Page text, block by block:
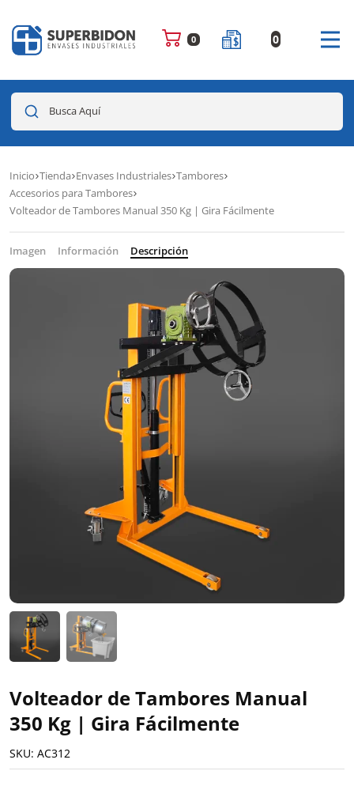
0 0
Busca Aquí
Inicio Tienda Envases Industriales Tambores
Accesorios para Tambores
Volteador de Tambores Manual 350 Kg | Gira Fácilmente
Imagen Información Descripción
Volteador de Tambores Manual
350 Kg | Gira Fácilmente
SKU: AC312